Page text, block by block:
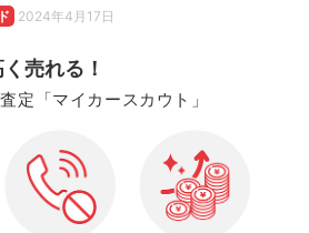
2024年4月17日
売れる！
定「マイカースカウト」